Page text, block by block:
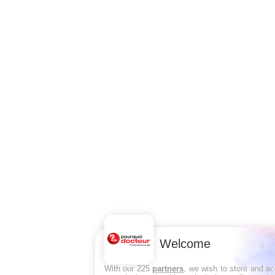
Welcome
With our 225 partners , we wish to store and